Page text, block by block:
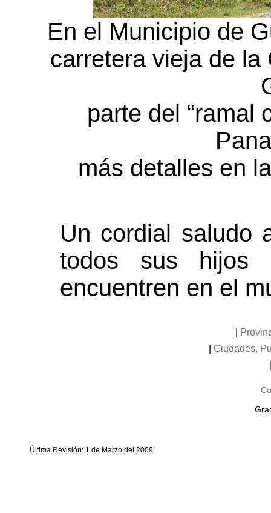
En el Municipio de
carretera vieja de
parte del “ramal
más detalles en
Un cordial saludo
todos sus hijos
encuentren en el
Ciudades,
Última Revisión: 1 de Marzo del 2009